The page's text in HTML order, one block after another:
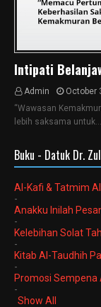
Intipati
Admin
October
“Wawasan
lebih saksama untuk…
Buku - Datuk Dr.
Al-Kafi & Tatmim
-
Anakku Inilah
-
Kelebihan Solat
-
Kitab Al-Taudhih
-
Promosi
-
Show All